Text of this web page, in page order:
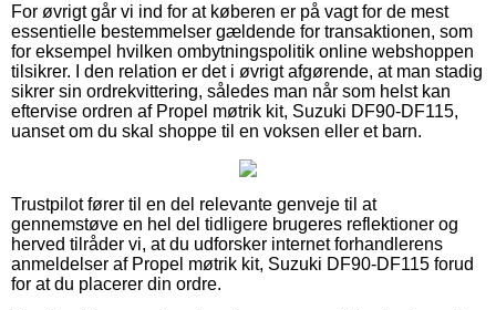
For øvrigt går vi ind for at køberen er på vagt for de mest
essentielle bestemmelser gældende for transaktionen, som
for eksempel hvilken ombytningspolitik online webshoppen
tilsikrer. I den relation er det i øvrigt afgørende, at man stadig
sikrer sin ordrekvittering, således man når som helst kan
eftervise ordren af Propel møtrik kit, Suzuki DF90-DF115,
uanset om du skal shoppe til en voksen eller et barn.
Trustpilot fører til en del relevante genveje til at
gennemstøve en hel del tidligere brugeres reflektioner og
herved tilråder vi, at du udforsker internet forhandlerens
anmeldelser af Propel møtrik kit, Suzuki DF90-DF115 forud
for at du placerer din ordre.